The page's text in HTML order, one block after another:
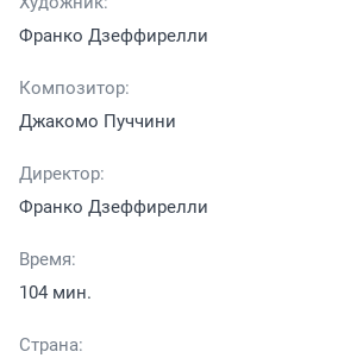
Франко Дзеффирелли
Композитор:
Джакомо Пуччини
Директор:
Франко Дзеффирелли
Время:
104 мин.
Страна: